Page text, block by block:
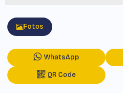
Fotos
WhatsApp
QR Code